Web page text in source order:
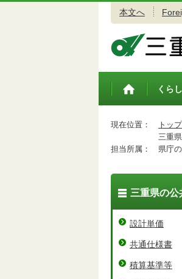
本文へ
トップペ
くら
現在位置： トッ
三重県
担当所属：
県庁
三重県の公
設計単価
共通仕様書
積算基準等